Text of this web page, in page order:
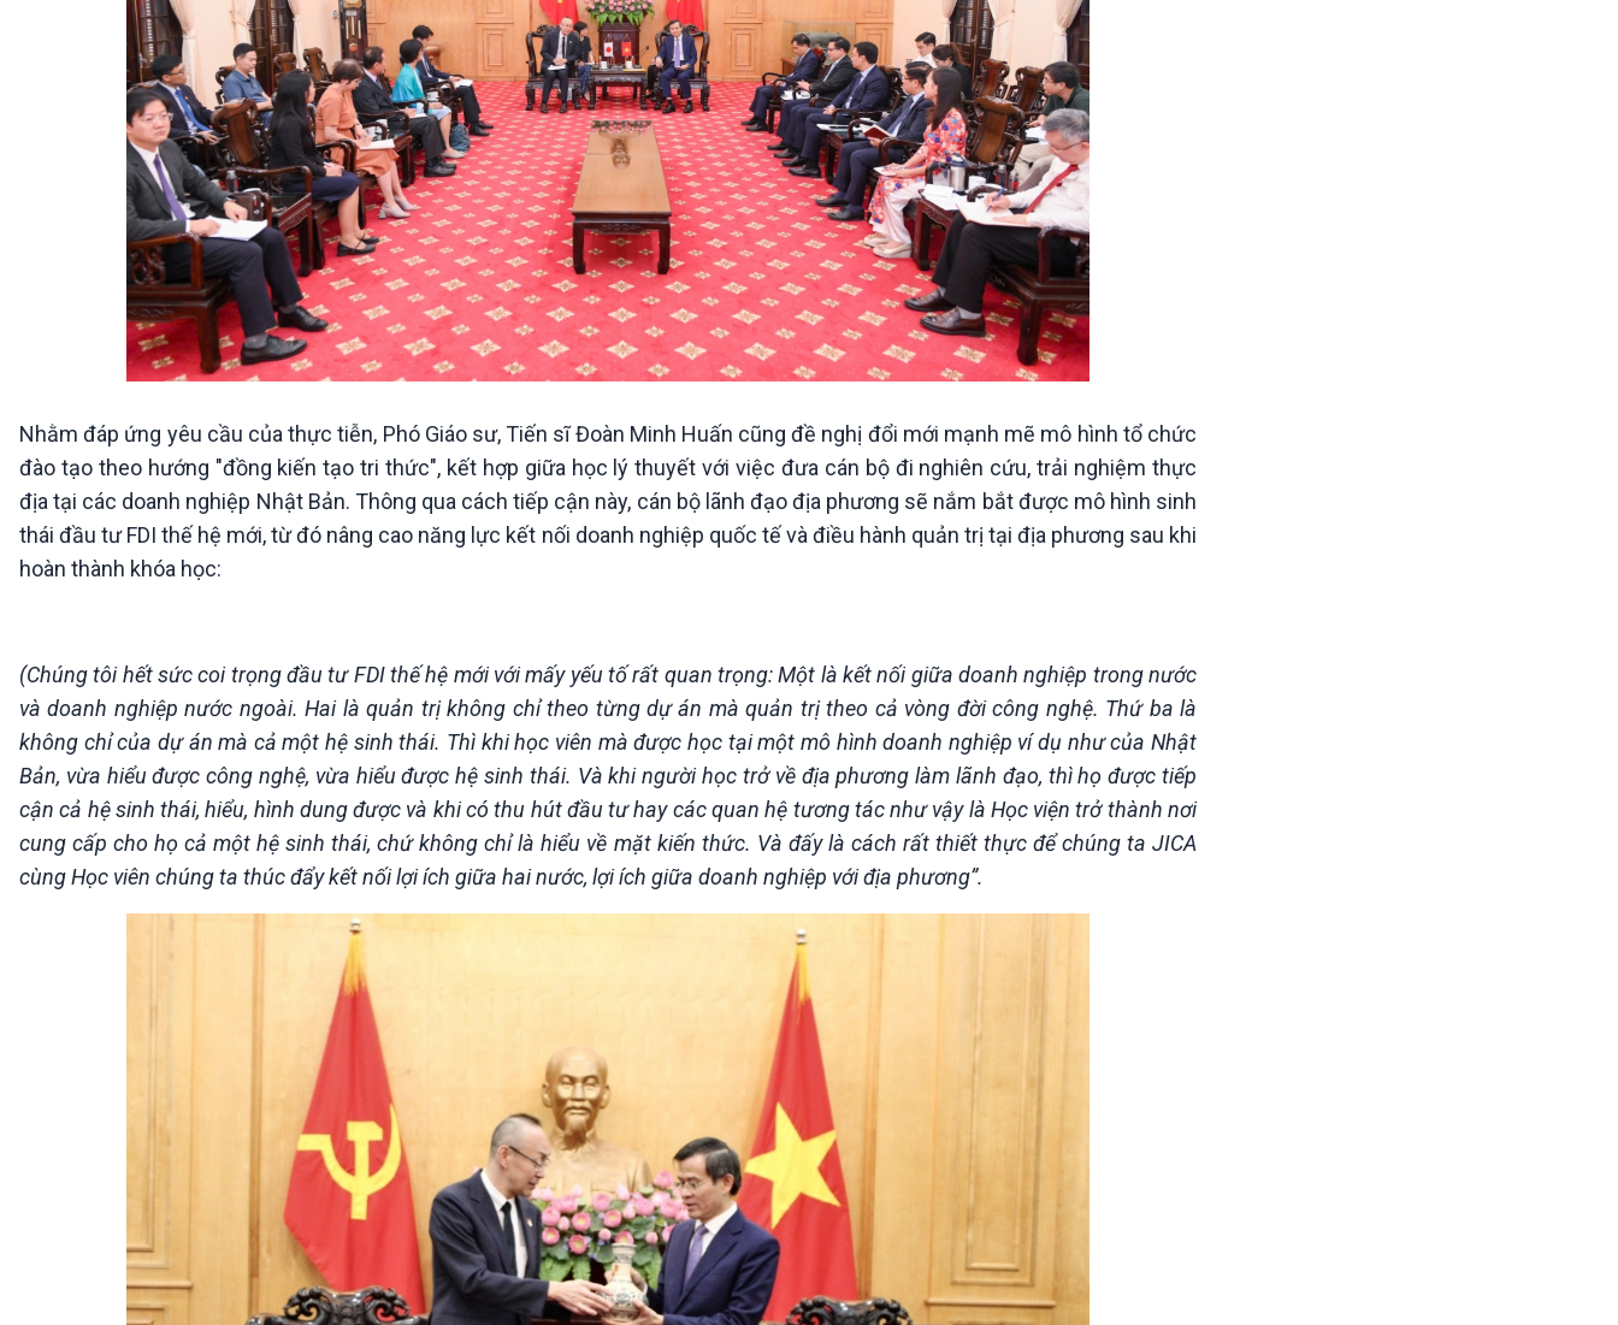
Nhằm đáp ứng yêu cầu của thực tiễn, Phó Giáo sư, Tiến sĩ Đoàn Minh Huấn cũng đề nghị đổi mới mạnh mẽ mô hình tổ chức
đào tạo theo hướng "đồng kiến tạo tri thức", kết hợp giữa học lý thuyết với việc đưa cán bộ đi nghiên cứu, trải nghiệm thực
địa tại các doanh nghiệp Nhật Bản. Thông qua cách tiếp cận này, cán bộ lãnh đạo địa phương sẽ nắm bắt được mô hình sinh
thái đầu tư FDI thế hệ mới, từ đó nâng cao năng lực kết nối doanh nghiệp quốc tế và điều hành quản trị tại địa phương sau khi
hoàn thành khóa học:
(Chúng tôi hết sức coi trọng đầu tư FDI thế hệ mới với mấy yếu tố rất quan trọng: Một là kết nối giữa doanh nghiệp trong nước
và doanh nghiệp nước ngoài. Hai là quản trị không chỉ theo từng dự án mà quản trị theo cả vòng đời công nghệ. Thứ ba là
không chỉ của dự án mà cả một hệ sinh thái. Thì khi học viên mà được học tại một mô hình doanh nghiệp ví dụ như của Nhật
Bản, vừa hiểu được công nghệ, vừa hiểu được hệ sinh thái. Và khi người học trở về địa phương làm lãnh đạo, thì họ được tiếp
cận cả hệ sinh thái, hiểu, hình dung được và khi có thu hút đầu tư hay các quan hệ tương tác như vậy là Học viện trở thành nơi
cung cấp cho họ cả một hệ sinh thái, chứ không chỉ là hiểu về mặt kiến thức. Và đấy là cách rất thiết thực để chúng ta JICA
cùng Học viên chúng ta thúc đẩy kết nối lợi ích giữa hai nước, lợi ích giữa doanh nghiệp với địa phương”.